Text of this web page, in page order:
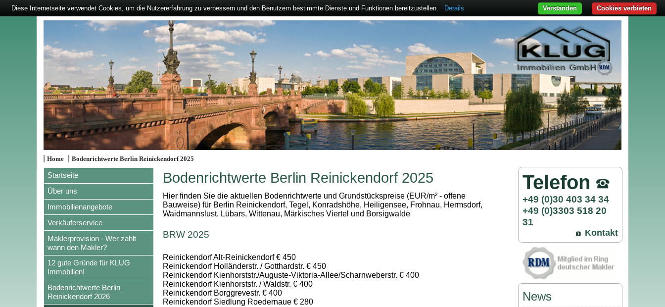
|Home |Bodenrichtwerte Berlin Reinickendorf 2025
Startseite
Über uns
Immobilienangebote
Verkäuferservice
Maklerprovision - Wer zahlt
wann den Makler?
12 gute Gründe für KLUG
Immobilien!
Bodenrichtwerte Berlin
Reinickendorf 2026
Bodenrichtwerte Berlin Reinickendorf 2025
Hier finden Sie die aktuellen Bodenrichtwerte und Grundstückspreise (EUR/m² - offene
Bauweise) für Berlin Reinickendorf, Tegel, Konradshöhe, Heiligensee, Frohnau, Hermsdorf,
Waidmannslust, Lübars, Wittenau, Märkisches Viertel und Borsigwalde
BRW 2025
Reinickendorf Alt-Reinickendorf € 450
Reinickendorf Holländerstr. / Gotthardstr. € 450
Reinickendorf Kienhorststr./Auguste-Viktoria-Allee/Scharnweberstr. € 400
Reinickendorf Kienhorststr. / Waldstr. € 400
Reinickendorf Borggrevestr. € 400
Reinickendorf Siedlung Roedernaue € 280
Telefon
+49 (0)30 403 34 34
+49 (0)3303 518 20
31
Kontakt
News
Diese Internetseite verwendet Cookies, um die Nutzererfahrung zu verbessern und den Benutzern bestimmte Dienste und Funktionen bereitzustellen. Details Cookies verbieten
Verstanden